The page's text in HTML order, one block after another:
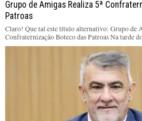
Grupo de Amigas Realiza 5ª
Patroas
Claro! Que tal este título alternativo: Grupo de
Confraternização Boteco das Patroas Na tarde